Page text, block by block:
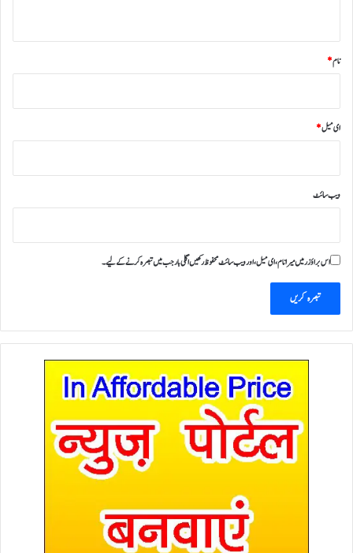
نام*
ای میل*
ویب‌ سائٹ
اس براؤزر میں میرا نام، ای میل، اور ویب سائٹ محفوظ رکھیں اگلی بار جب میں تبصرہ کرنے کےلیے۔